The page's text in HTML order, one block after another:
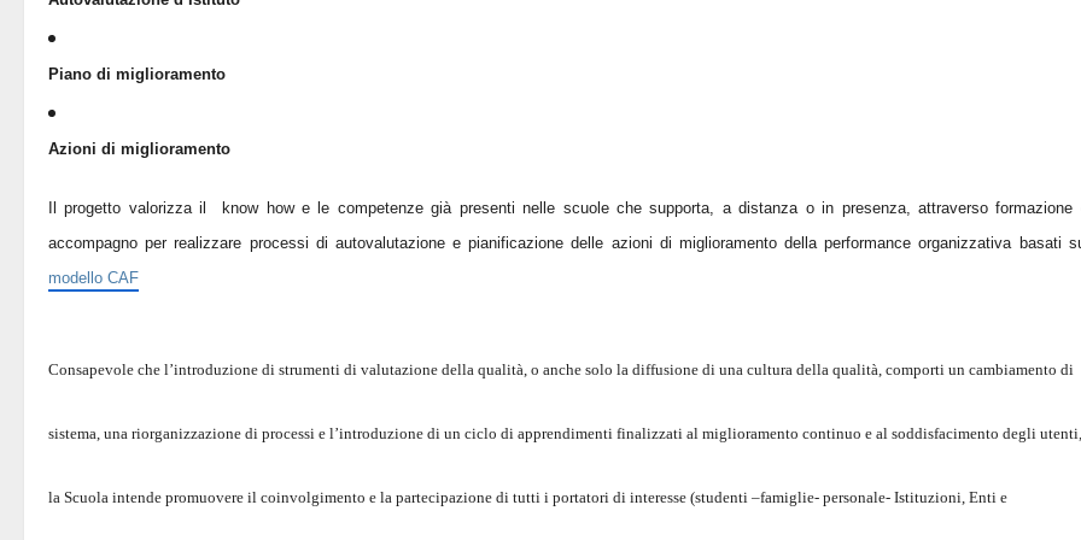
Piano di miglioramento
Azioni di miglioramento
Il progetto valorizza il know how e le competenze già presenti nelle scuole che supporta, a distanza o in presenza, attraverso formazione
accompagno per realizzare processi di autovalutazione e pianificazione delle azioni di miglioramento della performance organizzativa basati
modello CAF
Consapevole che l’introduzione di strumenti di valutazione della qualità, o anche solo la diffusione di una cultura della qualità, comporti un cambiamento di
sistema, una riorganizzazione di processi e l’introduzione di un ciclo di apprendimenti finalizzati al miglioramento continuo e al soddisfacimento degli utenti,
la Scuola intende promuovere il coinvolgimento e la partecipazione di tutti i portatori di interesse (studenti –famiglie- personale- Istituzioni, Enti e